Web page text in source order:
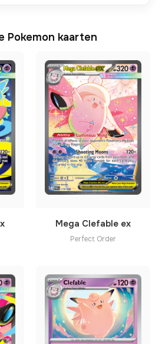
Pokemon kaarten
Mega Clefable ex
Perfect Order